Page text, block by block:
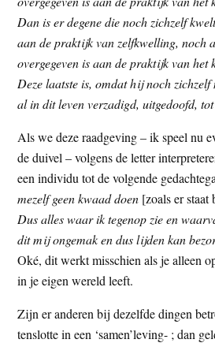
Dan is er degene die noch zichzelf
aan de praktijk van zelfkwelling, noch
overgegeven is aan de praktijk van het
Deze laatste is, omdat hij noch
al in dit leven verzadigd, uitgedoofd,
Als we deze raadgeving – ik speel nu
de duivel – volgens de letter
een individu tot de volgende
mezelf geen kwaad doen [zoals er
Dus alles waar ik tegenop zie en
dit mij ongemak en dus lijden kan
Oké, dit werkt misschien als je alleen
in je eigen wereld leeft.
Zijn er anderen bij dezelfde dingen
tenslotte in een ‘samen’leving- ; dan